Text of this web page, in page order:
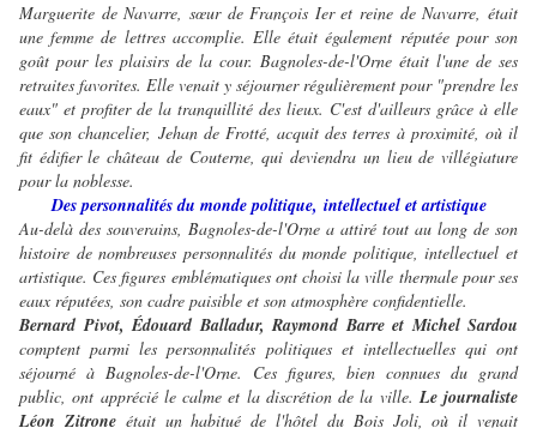
Marguerite de Navarre, sœur de François Ier et reine de Navarre, était
une femme de lettres accomplie. Elle était également réputée pour son
goût pour les plaisirs de la cour. Bagnoles-de-l'Orne était l'une de ses
retraites favorites. Elle venait y séjourner régulièrement pour "prendre les
eaux" et profiter de la tranquillité des lieux. C'est d'ailleurs grâce à elle
que son chancelier, Jehan de Frotté, acquit des terres à proximité, où il
fit édifier le château de Couterne, qui deviendra un lieu de villégiature
pour la noblesse.
Des personnalités du monde politique, intellectuel et artistique
Au-delà des souverains, Bagnoles-de-l'Orne a attiré tout au long de son
histoire de nombreuses personnalités du monde politique, intellectuel et
artistique. Ces figures emblématiques ont choisi la ville thermale pour ses
eaux réputées, son cadre paisible et son atmosphère confidentielle.
Bernard Pivot, Édouard Balladur, Raymond Barre et Michel Sardou
comptent parmi les personnalités politiques et intellectuelles qui ont
séjourné à Bagnoles-de-l'Orne. Ces figures, bien connues du grand
public, ont apprécié le calme et la discrétion de la ville.Le journaliste
Léon Zitroneétait un habitué de l'hôtel du Bois Joli, où il venait